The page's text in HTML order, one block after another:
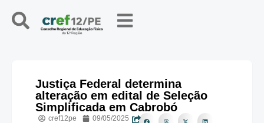
Justiça Federal determina
alteração em edital de Seleção
Simplificada em Cabrobó
cref12pe
09/05/2025